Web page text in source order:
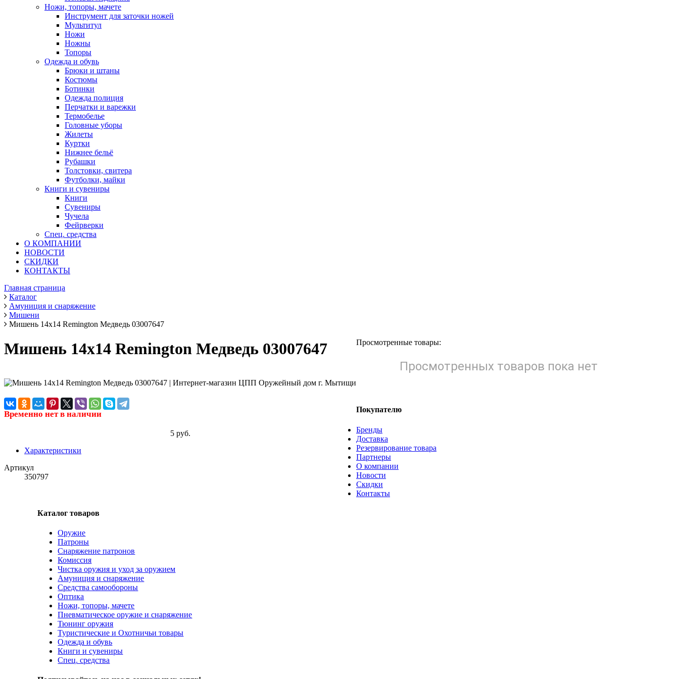
Ножи, топоры, мачете
Инструмент для заточки ножей
Мультитул
Ножи
Ножны
Топоры
Одежда и обувь
Брюки и штаны
Костюмы
Ботинки
Одежда полиция
Перчатки и варежки
Термобелье
Головные уборы
Жилеты
Куртки
Нижнее бельё
Рубашки
Толстовки, свитера
Футболки, майки
Книги и сувениры
Книги
Сувениры
Чучела
Фейрверки
Спец. средства
О КОМПАНИИ
НОВОСТИ
СКИДКИ
КОНТАКТЫ
Главная страница
Каталог
Амуниция и снаряжение
Мишени
Мишень 14х14 Remington Медведь 03007647
Мишень 14х14 Remington Медведь 03007647
Временно нет в наличии
5 руб.
Характеристики
Артикул
350797
Просмотренные товары:
Просмотренных товаров пока нет
Покупателю
Бренды
Доставка
Резервирование товара
Партнеры
О компании
Новости
Скидки
Контакты
Каталог товаров
Оружие
Патроны
Снаряжение патронов
Комиссия
Чистка оружия и уход за оружием
Амуниция и снаряжение
Средства самообороны
Оптика
Ножи, топоры, мачете
Пневматическое оружие и снаряжение
Тюнинг оружия
Туристические и Охотничьи товары
Одежда и обувь
Книги и сувениры
Спец. средства